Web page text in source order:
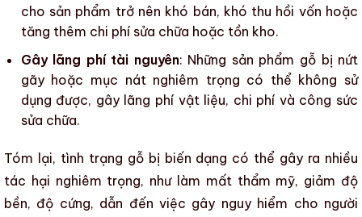
cho sản phẩm trở nên khó bán, khó thu hồi vốn hoặc
tăng thêm chi phí sửa chữa hoặc tồn kho.
Gây lãng phí tài nguyên: Những sản phẩm gỗbị nứt
gãy hoặc mục nátnghiêm trọng có thể không sử
dụng được, gây lãng phí vật liệu, chi phí và công sức
sửa chữa.
Tóm lại, tình trạng gỗ bị biến dạng có thể gây ra nhiều
tác hại nghiêm trọng, như làm mất thẩm mỹ, giảm độ
bền, độ cứng, dẫn đến việc gây nguy hiểm cho người